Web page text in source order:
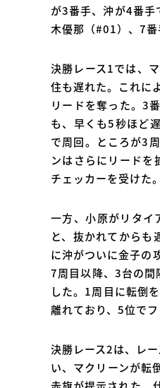
が3番手、沖が4番
木優那（#01）、7番
決勝レース1では、
住も遅れた。これに
リードを奪った。3
も、早くも5秒ほど
で周回。ところが3
ンはさらにリード
チェッカーを受けた。
一方、小原がリタイ
と、抜かれてからも
に沖がついに金子の
7周目以降、3台の間
した。1周目に転倒
離れており、5位で
決勝レース2は、レ
い、マクリーンが転